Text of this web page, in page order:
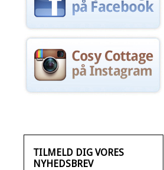
TILMELD DIG VORES
NYHEDSBREV